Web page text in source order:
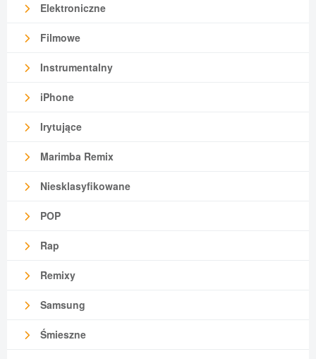
Elektroniczne
Filmowe
Instrumentalny
iPhone
Irytujące
Marimba Remix
Niesklasyfikowane
POP
Rap
Remixy
Samsung
Śmieszne